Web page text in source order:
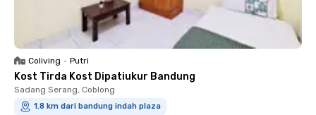
Coliving • Putri
Kost Tirda Kost Dipatiukur Bandung
Sadang Serang, Coblong
1.8 km dari bandung indah plaza